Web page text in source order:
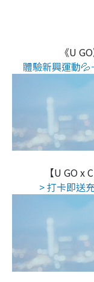
《U
體驗新興運動💦
【U GO x
> 打卡即送